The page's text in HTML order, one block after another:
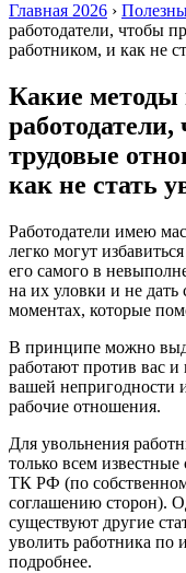
Главная 2026 ›
работодатели, чтобы
работником, и как не
Какие
трудовые
как не стать
Работодатели имею
легко могут
его самого в
на их уловки и не
моментах, которые
В принципе можно
работают против вас и
вашей непригодности
рабочие отношения.
Для увольнения
только всем
ТК РФ (по
соглашению сторон).
существуют другие
уволить работника
подробнее.